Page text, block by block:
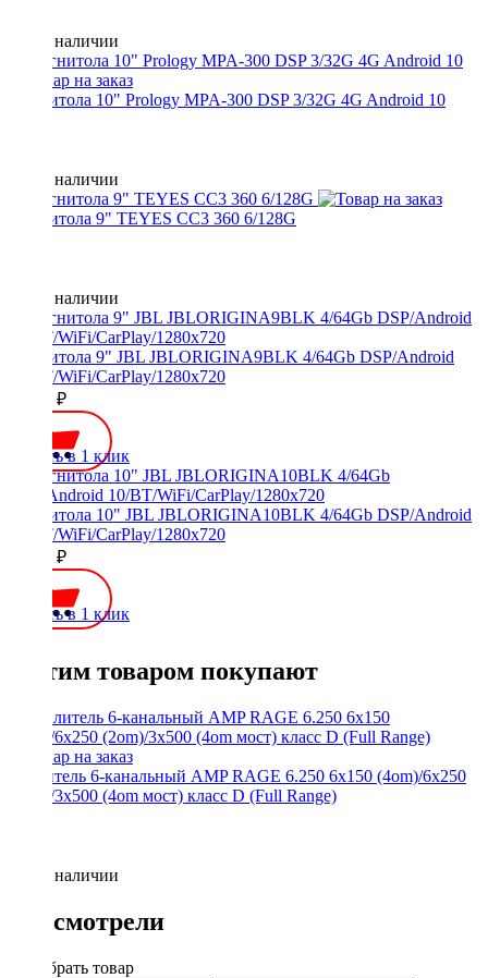
Нет в наличии
Магнитола 10" Prology MPA-300 DSP 3/32G 4G Android 10
Нет в наличии
Магнитола 9" TEYES CC3 360 6/128G
Нет в наличии
Магнитола 9" JBL JBLORIGINA9BLK 4/64Gb DSP/Android
10/BT/WiFi/CarPlay/1280x720
20000 ₽
Купить в 1 клик
Магнитола 10" JBL JBLORIGINA10BLK 4/64Gb DSP/Android
10/BT/WiFi/CarPlay/1280x720
20000 ₽
Купить в 1 клик
С этим товаром покупают
Усилитель 6-канальный AMP RAGE 6.250 6x150 (4om)/6x250
(2om)/3x500 (4om мост) класс D (Full Range)
Нет в наличии
Вы смотрели
Подобрать товар